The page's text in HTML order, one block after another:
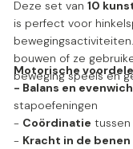
Deze set van 10
is perfect voor
bouwen of ze
beweging speels én
Motorische
- Balans en
stapoefeningen
- Coördinatie
- Kracht in de benen